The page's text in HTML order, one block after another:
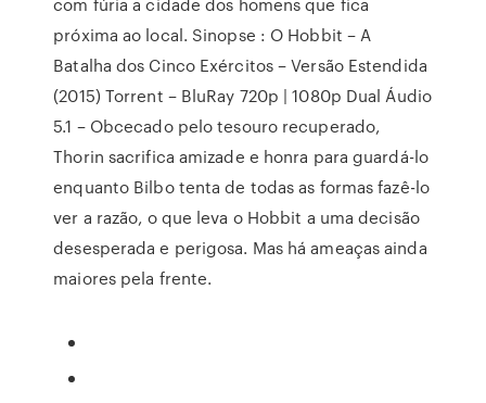
próxima ao local. Sinopse : O Hobbit – A
Batalha dos Cinco Exércitos – Versão Estendida
(2015) Torrent – BluRay 720p | 1080p Dual Áudio
5.1 – Obcecado pelo tesouro recuperado,
Thorin sacrifica amizade e honra para guardá-lo
enquanto Bilbo tenta de todas as formas fazê-lo
ver a razão, o que leva o Hobbit a uma decisão
desesperada e perigosa. Mas há ameaças ainda
maiores pela frente.